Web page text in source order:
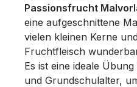
Passionsfrucht
eine aufgeschnittene
vielen kleinen Kerne
Fruchtfleisch
Es ist eine ideale
und Grundschulalter,